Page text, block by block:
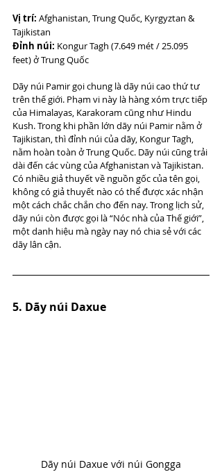
Vị trí: Afghanistan, Trung Quốc, Kyrgyztan &
Tajikistan
Đỉnh núi: Kongur Tagh (7.649 mét / 25.095
feet) ở Trung Quốc
Dãy núi Pamir gọi chung là dãy núi cao thứ tư
trên thế giới. Phạm vi này là hàng xóm trực tiếp
của Himalayas, Karakoram cũng như Hindu
Kush. Trong khi phần lớn dãy núi Pamir nằm ở
Tajikistan, thì đỉnh núi của dãy, Kongur Tagh,
nằm hoàn toàn ở Trung Quốc. Dãy núi cũng trải
dài đến các vùng của Afghanistan và Tajikistan.
Có nhiều giả thuyết về nguồn gốc của tên gọi,
không có giả thuyết nào có thể được xác nhận
một cách chắc chắn cho đến nay. Trong lịch sử,
dãy núi còn được gọi là “Nóc nhà của Thế giới”,
một danh hiệu mà ngày nay nó chia sẻ với các
dãy lân cận.
5. Dãy núi Daxue
Dãy núi Daxue với núi Gongga